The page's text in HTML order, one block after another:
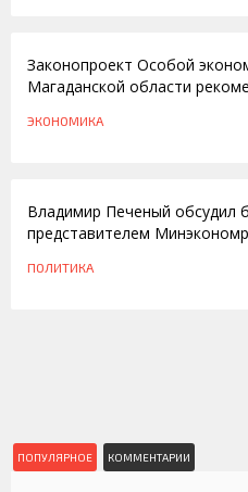
Законопроект Особой
Магаданской области
ЭКОНОМИКА
Владимир Печеный обсудил
представителем
ПОЛИТИКА
ПОПУЛЯРНОЕ КОММЕНТАРИИ